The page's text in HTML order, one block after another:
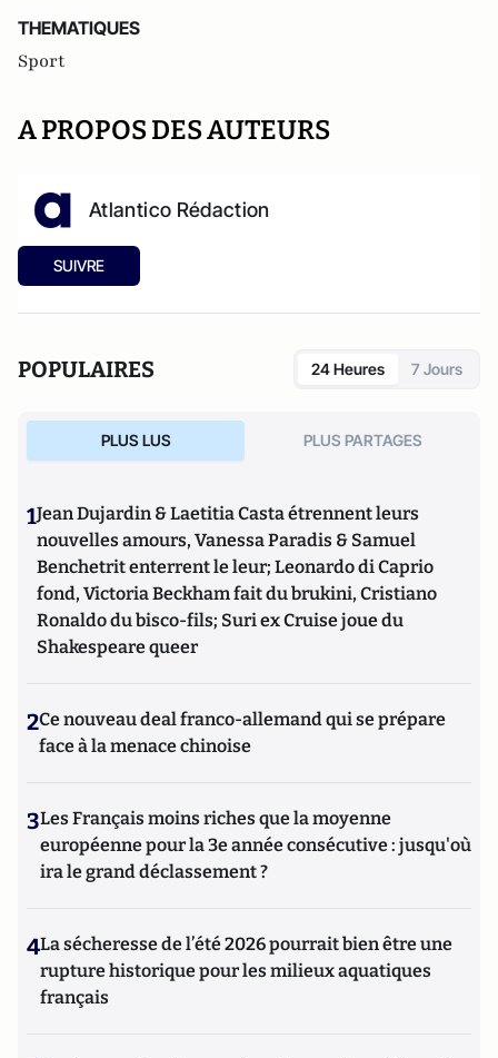
THEMATIQUES
Sport
A PROPOS DES AUTEURS
Atlantico Rédaction
SUIVRE
POPULAIRES 24 Heures 7 Jours
PLUS LUS PLUS PARTAGES
1Jean Dujardin & Laetitia Casta étrennent leurs
nouvelles amours, Vanessa Paradis & Samuel
Benchetrit enterrent le leur; Leonardo di Caprio
fond, Victoria Beckham fait du brukini, Cristiano
Ronaldo du bisco-fils; Suri ex Cruise joue du
Shakespeare queer
2Ce nouveau deal franco-allemand qui se prépare
face à la menace chinoise
3Les Français moins riches que la moyenne
européenne pour la 3e année consécutive : jusqu'où
ira le grand déclassement ?
4La sécheresse de l’été 2026 pourrait bien être une
rupture historique pour les milieux aquatiques
français